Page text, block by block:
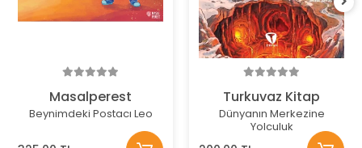
Masalperest
Beynimdeki Postacı Leo
Turkuvaz Kitap
Dünyanın Merkezine
Yolculuk